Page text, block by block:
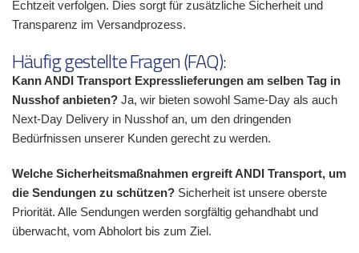
Echtzeit verfolgen. Dies sorgt für zusätzliche Sicherheit und
Transparenz im Versandprozess.
Häufig gestellte Fragen (FAQ):
Kann ANDI Transport Expresslieferungen am selben Tag in
Nusshof anbieten? Ja, wir bieten sowohl Same-Day als auch
Next-Day Delivery in Nusshof an, um den dringenden
Bedürfnissen unserer Kunden gerecht zu werden.
Welche Sicherheitsmaßnahmen ergreift ANDI Transport, um
die Sendungen zu schützen? Sicherheit ist unsere oberste
Priorität. Alle Sendungen werden sorgfältig gehandhabt und
überwacht, vom Abholort bis zum Ziel.